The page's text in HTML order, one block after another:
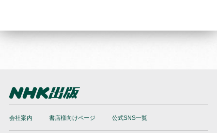
会社案内 書店様向けページ 公式SNS一覧